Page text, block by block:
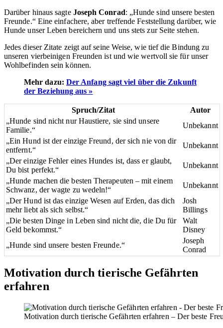
Darüber hinaus sagte Joseph Conrad: „Hunde sind unsere besten
Freunde.“ Eine einfachere, aber treffende Feststellung darüber, wie
Hunde unser Leben bereichern und uns stets zur Seite stehen.
Jedes dieser Zitate zeigt auf seine Weise, wie tief die Bindung zu
unseren vierbeinigen Freunden ist und wie wertvoll sie für unser
Wohlbefinden sein können.
Mehr dazu: Der Anfang sagt viel über die Zukunft
der Beziehung aus »
Spruch/Zitat
Autor
„Hunde sind nicht nur Haustiere, sie sind unsere
Familie.“
Unbekannt
„Ein Hund ist der einzige Freund, der sich nie von dir
entfernt.“
Unbekannt
„Der einzige Fehler eines Hundes ist, dass er glaubt,
Du bist perfekt.“
Unbekannt
„Hunde machen die besten Therapeuten – mit einem
Schwanz, der wagte zu wedeln!“
Unbekannt
„Der Hund ist das einzige Wesen auf Erden, das dich
mehr liebt als sich selbst.“
Josh
Billings
„Die besten Dinge in Leben sind nicht die, die Du für
Geld bekommst.“
Walt
Disney
„Hunde sind unsere besten Freunde.“
Joseph
Conrad
Motivation durch tierische Gefährten
erfahren
Motivation durch tierische Gefährten erfahren – Der beste